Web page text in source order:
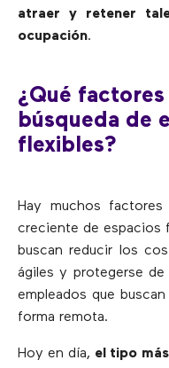
atraer y retener
ocupación.
¿Qué
búsqueda de
flexibles?
Hay muchos
creciente de espacios
buscan reducir los
ágiles y protegerse de
empleados que
forma remota.
Hoy en día, el tipo